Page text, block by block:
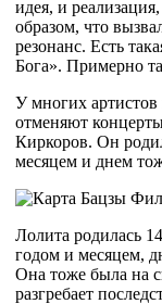
идея, и
образом, что
резонанс. Есть
Бога». Примерно
У многих артистов
отменяют
Киркоров. Он
месяцем и днем
Лолита родилась
годом и месяцем,
Она тоже была на
разгребает